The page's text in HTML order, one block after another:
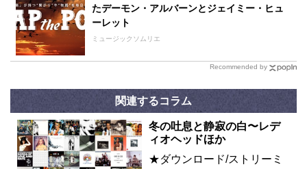
たデーモン・アルバーンとジェイミー・ヒュ
ーレット
ミュージックソムリエ
Recommended by
関連するコラム
冬の吐息と静寂の白〜レデ
ィオヘッドほか
★ダウンロード/ストリーミ